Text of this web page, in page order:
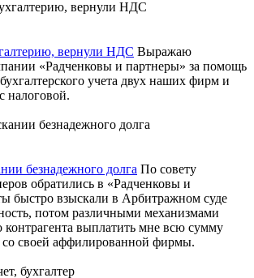
вернули НДС Выражаю
«Радченковы и партнеры» за помощь
учета двух наших фирм и
налоговой.
безнадежного долга По совету
обратились в «Радченковы и
быстро взыскали в Арбитражном суде
потом различными механизмами
выплатить мне всю сумму
со своей аффилированной фирмы.